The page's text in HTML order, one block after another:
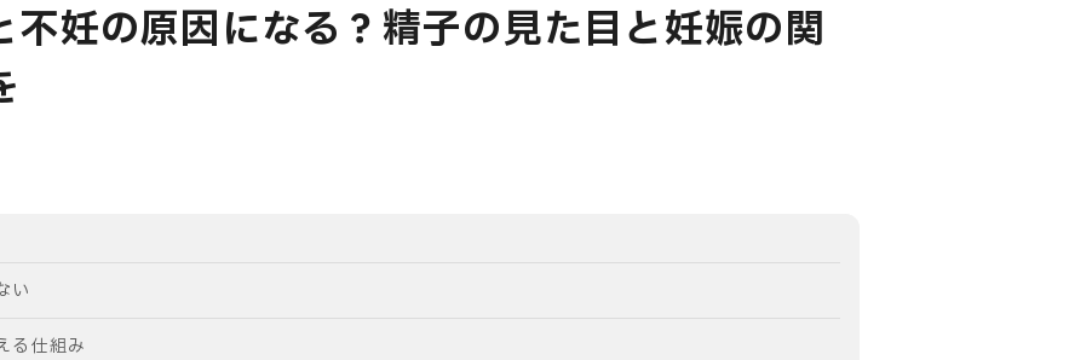
不妊の原因になる？精子の見た目と妊娠の関
い
る仕組み